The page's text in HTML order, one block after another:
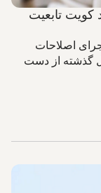
کویت تابعیت
اجرای اصلاحات
گذشته از دست